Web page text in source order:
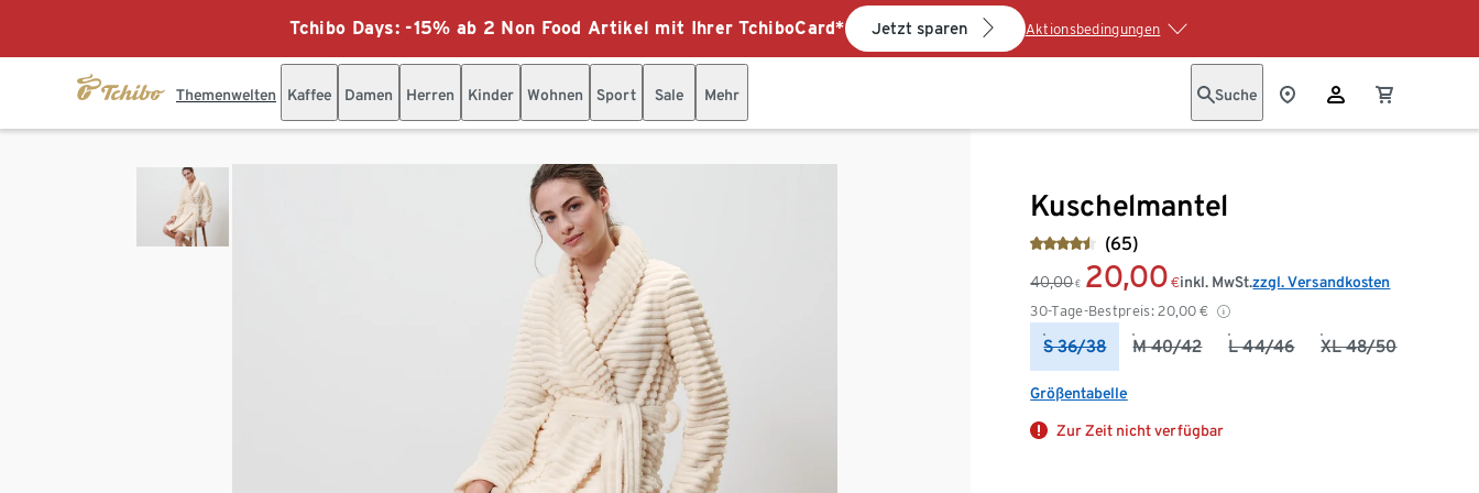
Tchibo Days: -15% ab 2 Non Food Artikel mit Ihrer TchiboCard* Jetzt sparen Aktionsbedingungen
Themenwelten Kaffee Damen Herren Kinder Wohnen Sport Sale Mehr Suche
Kuschelmantel
(65)
40,00 € 20,00 €
30-Tage-Bestpreis: 20,00 €
inkl. MwSt.zzgl. Versandkosten
S 36/38 M 40/42 L 44/46 XL 48/50
Größentabelle
Zur Zeit nicht verfügbar